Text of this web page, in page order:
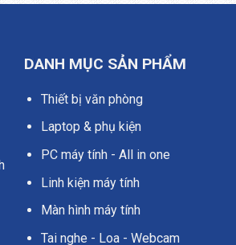
DANH MỤC SẢN PHẨM
Thiết bị văn phòng
Laptop & phụ kiện
PC máy tính - All in one
Linh kiện máy tính
Màn hình máy tính
Tai nghe - Loa - Webcam